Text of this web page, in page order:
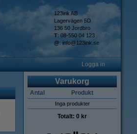
123ink AB
Lagervägen 5D
136 50 Jordbro
T: 08-550 04 123
@: info@123ink.se
Logga in
Varukorg
Antal Produkt
Inga produkter
Totalt: 0 kr